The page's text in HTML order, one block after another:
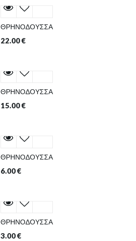
ΘΡΗΝΟΔΟΥΣΣΑ
22.00€
ΘΡΗΝΟΔΟΥΣΣΑ
15.00€
ΘΡΗΝΟΔΟΥΣΣΑ
6.00€
ΘΡΗΝΟΔΟΥΣΣΑ
3.00€